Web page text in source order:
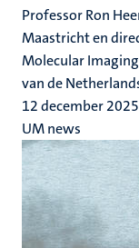
Professor Ron
Maastricht en
Molecular
van de
12 december 2025
UM news